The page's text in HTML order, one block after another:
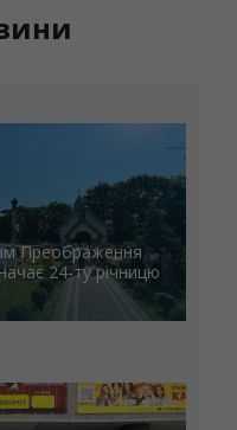
Преображення
24-ту річницю